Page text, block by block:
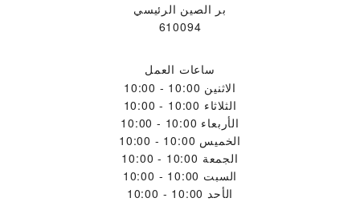
بر الصين الرئيسي
610094
ساعات العمل
الاثنين 10:00 - 10:00
الثلاثاء 10:00 - 10:00
الأربعاء 10:00 - 10:00
الخميس 10:00 - 10:00
الجمعة 10:00 - 10:00
السبت 10:00 - 10:00
الأحد 10:00 - 10:00